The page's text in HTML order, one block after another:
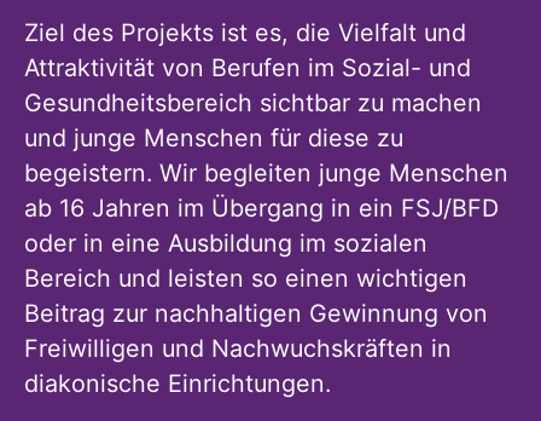
Ziel des Projekts ist es, die Vielfalt und
Attraktivität von Berufen im Sozial- und
Gesundheitsbereich sichtbar zu machen
und junge Menschen für diese zu
begeistern. Wir begleiten junge Menschen
ab 16 Jahren im Übergang in ein FSJ/BFD
oder in eine Ausbildung im sozialen
Bereich und leisten so einen wichtigen
Beitrag zur nachhaltigen Gewinnung von
Freiwilligen und Nachwuchskräften in
diakonische Einrichtungen.